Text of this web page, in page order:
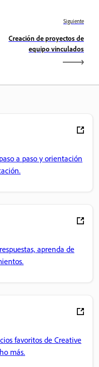
Siguiente
Creación de proyectos de
equipo vinculados
a paso y orientación
aprenda de
favoritos de Creative
más.